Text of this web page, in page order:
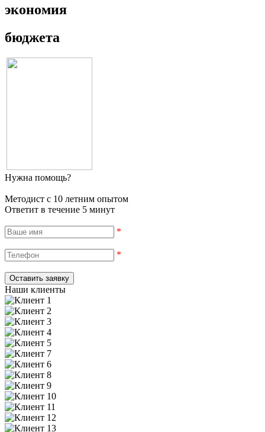
экономия
бюджета
Нужна помощь?
Методист с 10 летним опытом
Ответит в течение 5 минут
*
*
Наши клиенты